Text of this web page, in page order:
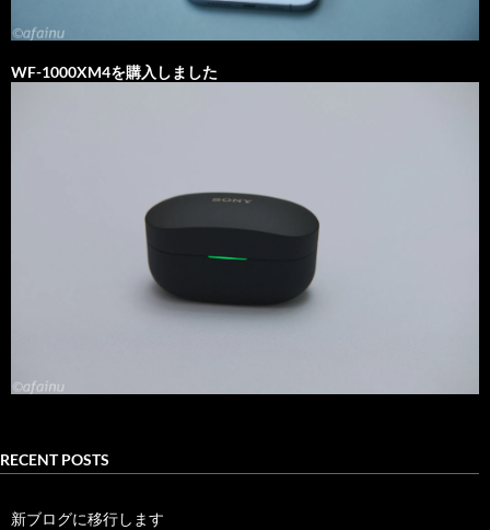
WF-1000XM4を購入しました
RECENT POSTS
新ブログに移行します